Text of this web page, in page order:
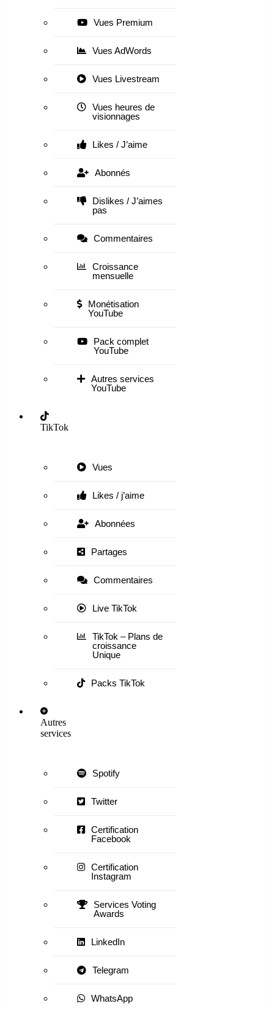
Vues Premium
Vues AdWords
Vues Livestream
Vues heures de
visionnages
Likes / J’aime
Abonnés
Dislikes / J’aimes
pas
Commentaires
Croissance
mensuelle
Monétisation
YouTube
Pack complet
YouTube
Autres services
YouTube
TikTok
Vues
Likes / j’aime
Abonnées
Partages
Commentaires
Live TikTok
TikTok – Plans de
croissance
Unique
Packs TikTok
Autres
services
Spotify
Twitter
Certification
Facebook
Certification
Instagram
Services Voting
Awards
LinkedIn
Telegram
WhatsApp